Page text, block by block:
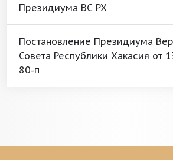
Президиума ВС РХ
Постановление Президиума
Совета Республики Хакасия от
80-п